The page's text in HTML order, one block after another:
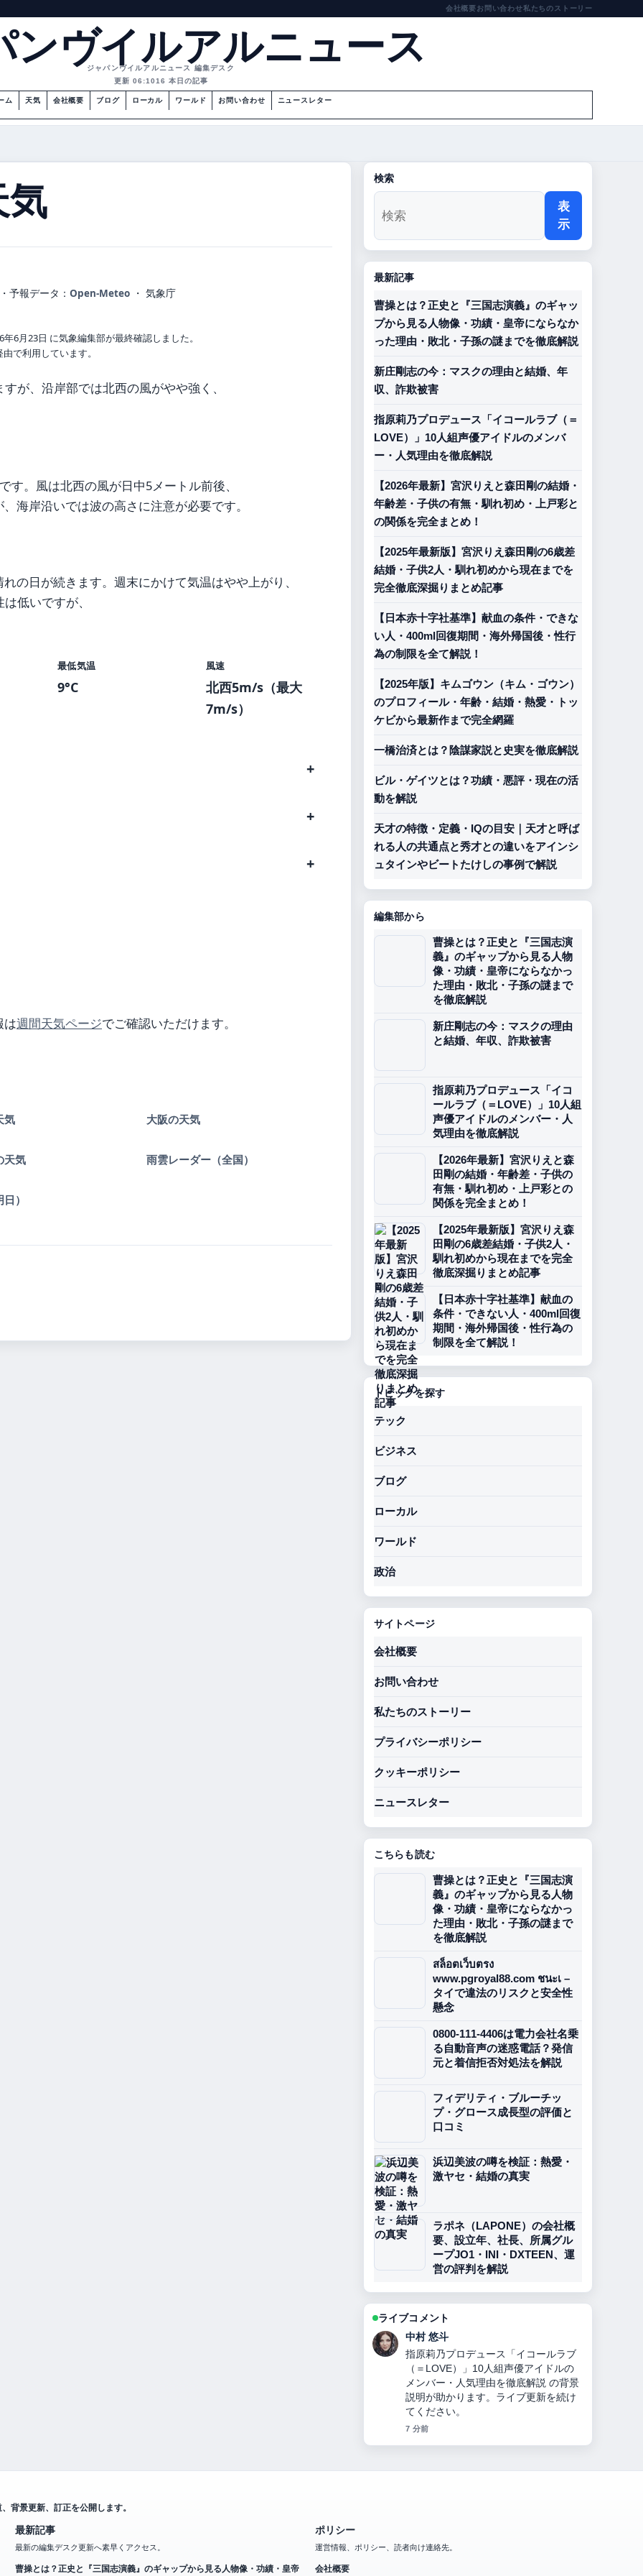
会社概要お問い合わせ私たちのストーリー
ンヴイルアルニュース
ジャパンヴイルアルニュース 編集デスク
更新 06:1016 本日の記事
ム 天気 会社概要 ブログ ローカル ワールド お問い合わせ ニュースレター
・ 予報データ： Open-Meteo ・ 気象庁
6月23日 に気象編集部が最終確認しました。
で利用しています。
が、沿岸部では北西の風がやや強く、
。風は北西の風が日中5メートル前後、
海岸沿いでは波の高さに注意が必要です。
の日が続きます。週末にかけて気温はやや上がり、
低いですが、
最低気温
9°C
風速
北西5m/s（最大
7m/s）
は週間天気ページでご確認いただけます。
気 大阪の天気
天気 雨雲レーダー（全国）
）
検索
表
示
最新記事
曹操とは？正史と『三国志演義』のギャッ
プから見る人物像・功績・皇帝にならなか
った理由・敗北・子孫の謎までを徹底解説
新庄剛志の今：マスクの理由と結婚、年
収、詐欺被害
指原莉乃プロデュース「イコールラブ（＝
LOVE）」10人組声優アイドルのメンバ
ー・人気理由を徹底解説
【2026年最新】宮沢りえと森田剛の結婚・
年齢差・子供の有無・馴れ初め・上戸彩と
の関係を完全まとめ！
【2025年最新版】宮沢りえ森田剛の6歳差
結婚・子供2人・馴れ初めから現在までを
完全徹底深掘りまとめ記事
【日本赤十字社基準】献血の条件・できな
い人・400ml回復期間・海外帰国後・性行
為の制限を全て解説！
【2025年版】キムゴウン（キム・ゴウン）
のプロフィール・年齢・結婚・熱愛・トッ
ケビから最新作まで完全網羅
一橋治済とは？陰謀家説と史実を徹底解説
ビル・ゲイツとは？功績・悪評・現在の活
動を解説
天才の特徴・定義・IQの目安｜天才と呼ば
れる人の共通点と秀才との違いをアインシ
ュタインやビートたけしの事例で解説
編集部から
曹操とは？正史と『三国志演
義』のギャップから見る人物
像・功績・皇帝にならなかっ
た理由・敗北・子孫の謎まで
を徹底解説
新庄剛志の今：マスクの理由
と結婚、年収、詐欺被害
指原莉乃プロデュース「イコ
ールラブ（＝LOVE）」10人組
声優アイドルのメンバー・人
気理由を徹底解説
【2026年最新】宮沢りえと森
田剛の結婚・年齢差・子供の
有無・馴れ初め・上戸彩との
関係を完全まとめ！
【2025年最新版】宮沢りえ森
田剛の6歳差結婚・子供2人・
馴れ初めから現在までを完全
徹底深掘りまとめ記事
【日本赤十字社基準】献血の
条件・できない人・400ml回復
期間・海外帰国後・性行為の
制限を全て解説！
トピックを探す
テック
ビジネス
ブログ
ローカル
ワールド
政治
サイトページ
会社概要
お問い合わせ
私たちのストーリー
プライバシーポリシー
クッキーポリシー
ニュースレター
こちらも読む
曹操とは？正史と『三国志演
義』のギャップから見る人物
像・功績・皇帝にならなかっ
た理由・敗北・子孫の謎まで
を徹底解説
สล็อตเว็บตรง
www.pgroyal88.com ชนะเ –
タイで違法のリスクと安全性
懸念
0800-111-4406は電力会社名乗
る自動音声の迷惑電話？発信
元と着信拒否対処法を解説
フィデリティ・ブルーチッ
プ・グロース成長型の評価と
口コミ
浜辺美波の噂を検証：熱愛・
激ヤセ・結婚の真実
ラポネ（LAPONE）の会社概
要、設立年、社長、所属グル
ープJO1・INI・DXTEEN、運
営の評判を解説
ライブコメント
山本 葵
曹操とは？正史と『三国志演義』のギ
ャップから見る人物像・功績・皇帝に
ならなかった理由・敗北・子孫の謎ま
でを徹底解説 の報道は丁寧で、流れを
追いやすいです。
9 分前
背景更新、訂正を公開します。
最新記事
最新の編集デスク更新へ素早くアクセス。
曹操とは？正史と『三国志演義』のギャップから見る人物像・功績・皇帝
ポリシー
運営情報、ポリシー、読者向け連絡先。
会社概要